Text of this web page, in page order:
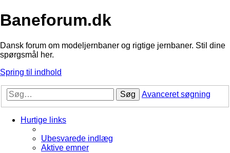
Baneforum.dk
Dansk forum om modeljernbaner og rigtige jernbaner. Stil dine
spørgsmål her.
Spring til indhold
Søg Avanceret søgning
Hurtige links
Ubesvarede indlæg
Aktive emner